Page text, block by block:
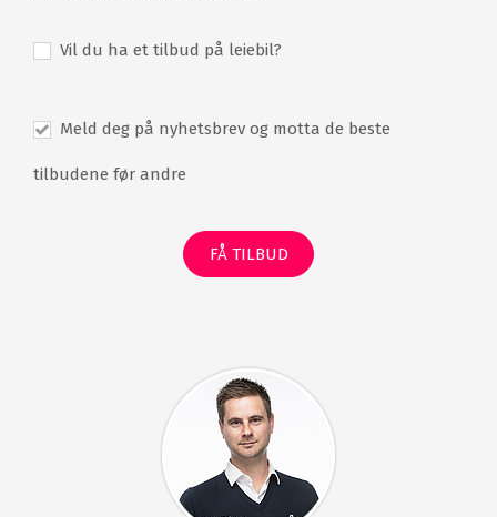
Vil du ha et tilbud på leiebil?
Meld deg på nyhetsbrev og motta de beste
tilbudene før andre
FÅ TILBUD